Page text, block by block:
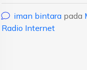
iman bintara pada
Radio Internet